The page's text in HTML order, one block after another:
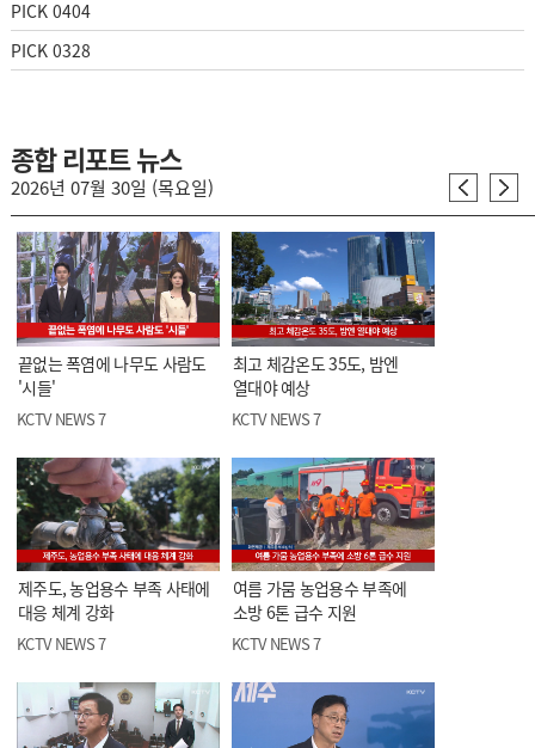
PICK 0404
PICK 0328
종합 리포트 뉴스
2026년 07월 30일 (목요일)
끝없는 폭염에 나무도 사람도
'시들'
KCTV NEWS 7
최고 체감온도 35도, 밤엔
열대야 예상
KCTV NEWS 7
제주도, 농업용수 부족 사태에
대응 체계 강화
KCTV NEWS 7
여름 가뭄 농업용수 부족에
소방 6톤 급수 지원
KCTV NEWS 7